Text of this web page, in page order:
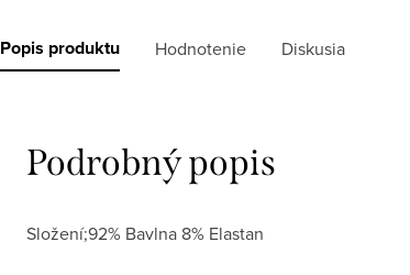
Popis produktu Hodnotenie Diskusia
Podrobný popis
Složení;92% Bavlna 8% Elastan